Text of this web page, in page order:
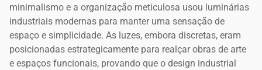
minimalismo e a organização meticulosa usou luminárias
industriais modernas para manter uma sensação de
espaço e simplicidade. As luzes, embora discretas, eram
posicionadas estrategicamente para realçar obras de arte
e espaços funcionais, provando que o design industrial